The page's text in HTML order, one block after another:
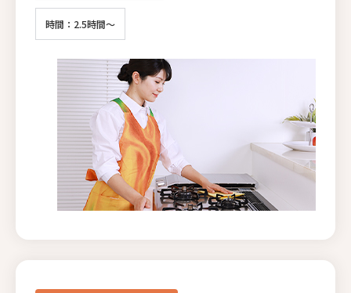
時間：2.5時間～